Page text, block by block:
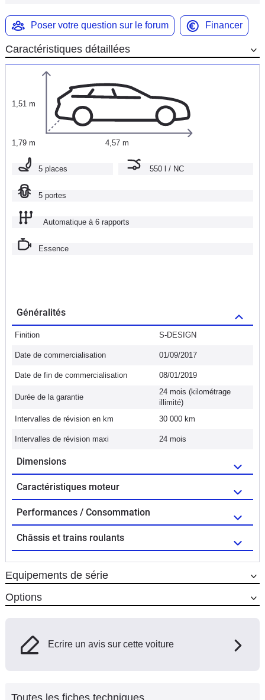
Marques
Poser votre question sur le forum Financer
Caractéristiques détaillées
1,51 m
1,79 m 4,57 m
5 places 550 l / NC
5 portes
Automatique à 6 rapports
Essence
Généralités
Finition S-DESIGN
Date de commercialisation 01/09/2017
Date de fin de commercialisation 08/01/2019
Durée de la garantie
24 mois (kilométrage
illimité)
Intervalles de révision en km
30 000 km
Intervalles de révision maxi 24 mois
Dimensions
Caractéristiques moteur
Performances / Consommation
Châssis et trains roulants
Equipements de série
Options
Ecrire un avis sur cette voiture
Toutes les fiches techniques